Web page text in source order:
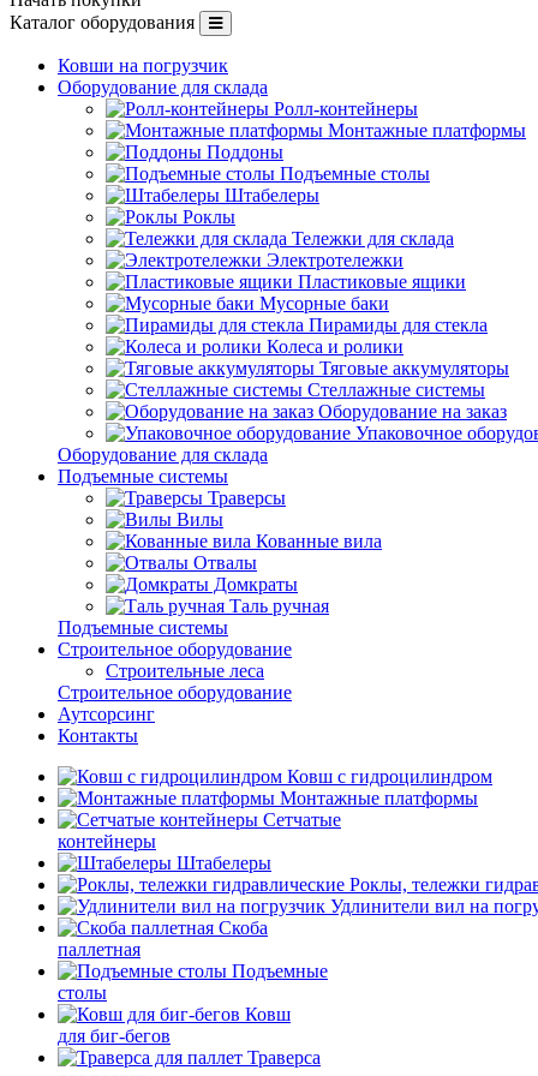
Каталог оборудования
Ковши на погрузчик
Оборудование для склада
Ролл-контейнеры
Монтажные платформы
Поддоны
Подъемные столы
Штабелеры
Роклы
Тележки для склада
Электротележки
Пластиковые ящики
Мусорные баки
Пирамиды для стекла
Колеса и ролики
Тяговые аккумуляторы
Стеллажные системы
Оборудование на заказ
Упаковочное
Оборудование для склада
Подъемные системы
Траверсы
Вилы
Кованные вила
Отвалы
Домкраты
Таль ручная
Подъемные системы
Строительное оборудование
Строительные леса
Строительное оборудование
Аутсорсинг
Контакты
Ковш с гидроцилиндром
Монтажные платформы
Сетчатые
контейнеры
Штабелеры
Роклы, тележки
Удлинители вил на
Скоба
паллетная
Подъемные
столы
Ковш
для биг-бегов
Траверса